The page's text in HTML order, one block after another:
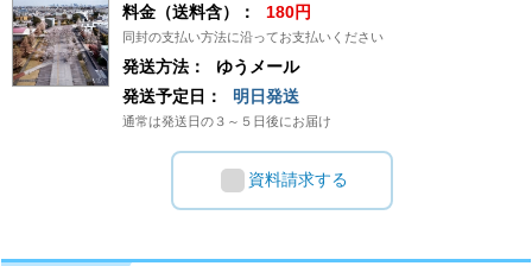
料金（送料含）： 180円
同封の支払い方法に沿ってお支払いください
発送方法：
ゆうメール
発送予定日：
明日発送
通常は発送日の３～５日後にお届け
資料請求する